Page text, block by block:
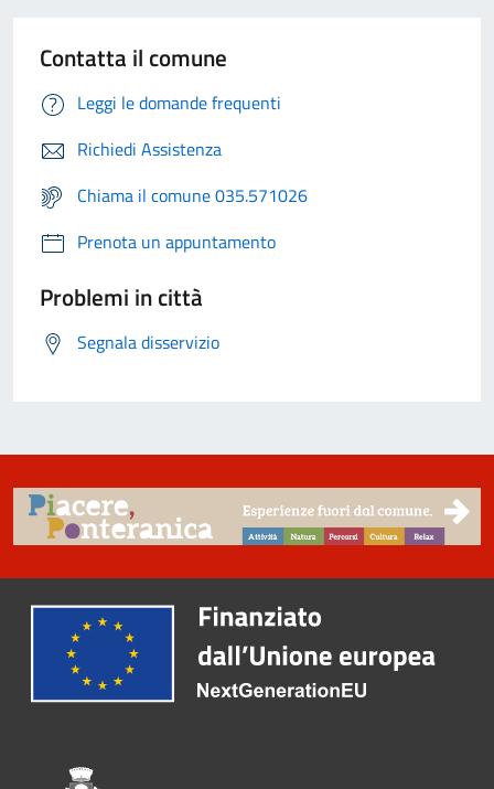
Contatta il comune
Leggi le domande frequenti
Richiedi Assistenza
Chiama il comune 035.571026
Prenota un appuntamento
Problemi in città
Segnala disservizio